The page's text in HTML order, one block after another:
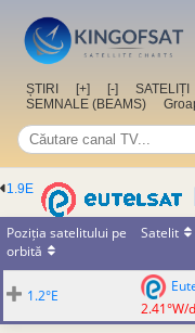
ȘTIRI [+] [-] SATELIȚI
SEMNALE (BEAMS)
1.9E
Poziția satelitului pe
orbită
Satelit
1.2°E
2.41°W/